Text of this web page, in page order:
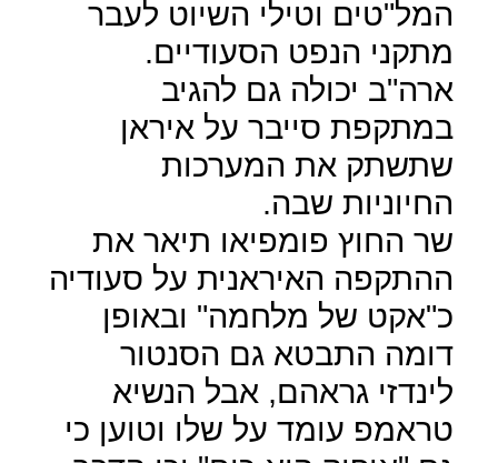
המל"טים וטילי השיוט לעבר
מתקני הנפט הסעודיים.
ארה"ב יכולה גם להגיב
במתקפת סייבר על איראן
שתשתק את המערכות
החיוניות שבה.
שר החוץ פומפיאו תיאר את
ההתקפה האיראנית על סעודיה
כ"אקט של מלחמה" ובאופן
דומה התבטא גם הסנטור
לינדזי גראהם, אבל הנשיא
טראמפ עומד על שלו וטוען כי